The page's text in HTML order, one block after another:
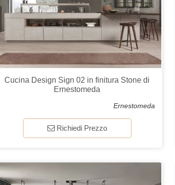
Cucina Design Sign 02 in finitura Stone di
Ernestomeda
Ernestomeda
Richiedi Prezzo